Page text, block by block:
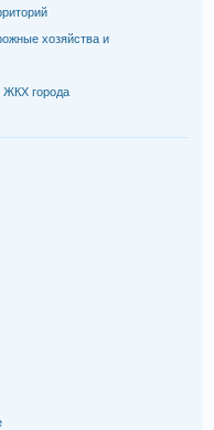
хозяйства и
ЖКХ города